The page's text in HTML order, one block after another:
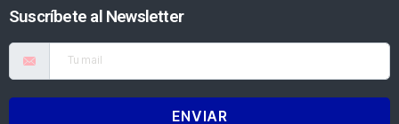
Suscríbete al Newsletter
ENVIAR